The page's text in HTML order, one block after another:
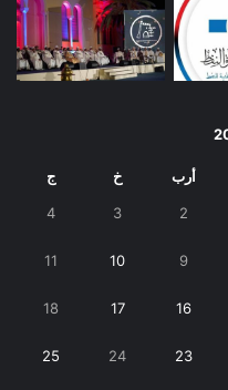
أرب خ ج
2
3
4
9
10
11
16
17
18
23
24
25